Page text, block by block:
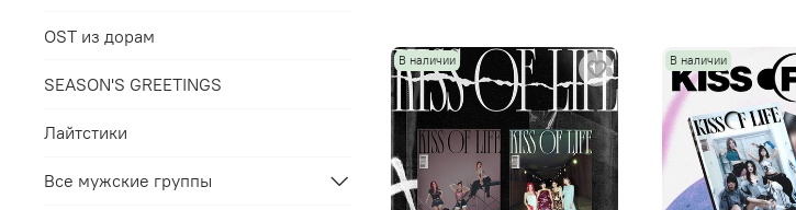
В наличии В наличии
OST из дорам
SEASON'S GREETINGS
Лайтстики
Все мужские группы